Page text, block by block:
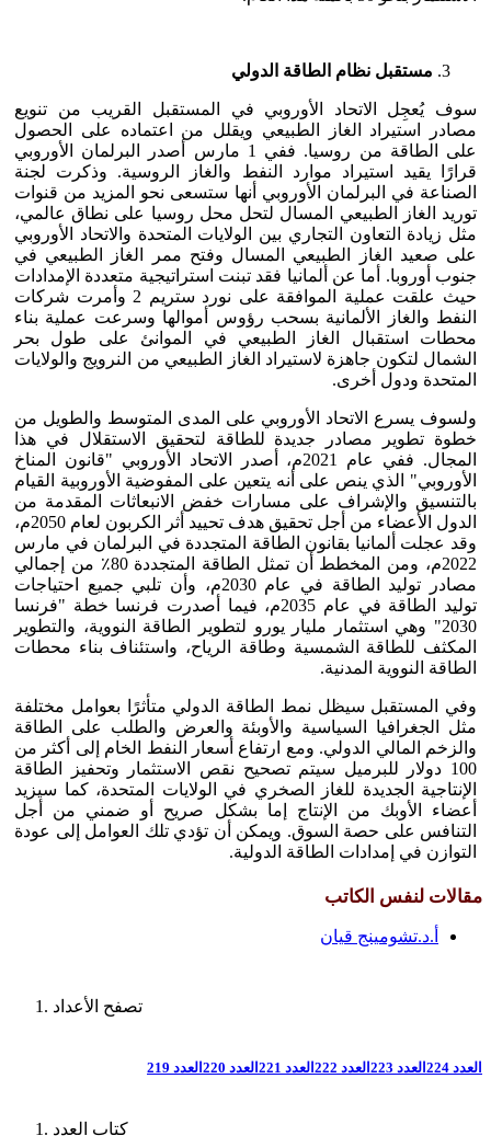
مستقبل نظام الطاقة الدولي
سوف يُعجِل الاتحاد الأوروبي في المستقبل القريب من تنويع
مصادر استيراد الغاز الطبيعي ويقلل من اعتماده على الحصول
على الطاقة من روسيا. ففي 1 مارس أصدر البرلمان الأوروبي
قرارًا يقيد استيراد موارد النفط والغاز الروسية. وذكرت لجنة
الصناعة في البرلمان الأوروبي أنها ستسعى نحو المزيد من قنوات
توريد الغاز الطبيعي المسال لتحل محل روسيا على نطاق عالمي،
مثل زيادة التعاون التجاري بين الولايات المتحدة والاتحاد الأوروبي
على صعيد الغاز الطبيعي المسال وفتح ممر الغاز الطبيعي في
جنوب أوروبا. أما عن ألمانيا فقد تبنت استراتيجية متعددة الإمدادات
حيث علقت عملية الموافقة على نورد ستريم 2 وأمرت شركات
النفط والغاز الألمانية بسحب رؤوس أموالها وسرعت عملية بناء
محطات استقبال الغاز الطبيعي في الموانئ على طول بحر
الشمال لتكون جاهزة لاستيراد الغاز الطبيعي من النرويج والولايات
المتحدة ودول أخرى.
ولسوف يسرع الاتحاد الأوروبي على المدى المتوسط والطويل من
خطوة تطوير مصادر جديدة للطاقة لتحقيق الاستقلال في هذا
المجال. ففي عام 2021م، أصدر الاتحاد الأوروبي "قانون المناخ
الأوروبي" الذي ينص على أنه يتعين على المفوضية الأوروبية القيام
بالتنسيق والإشراف على مسارات خفض الانبعاثات المقدمة من
الدول الأعضاء من أجل تحقيق هدف تحييد أثر الكربون لعام 2050م،
وقد عجلت ألمانيا بقانون الطاقة المتجددة في البرلمان في مارس
2022م، ومن المخطط أن تمثل الطاقة المتجددة 80٪ من إجمالي
مصادر توليد الطاقة في عام 2030م، وأن تلبي جميع احتياجات
توليد الطاقة في عام 2035م، فيما أصدرت فرنسا خطة "فرنسا
2030" وهي استثمار مليار يورو لتطوير الطاقة النووية، والتطوير
المكثف للطاقة الشمسية وطاقة الرياح، واستئناف بناء محطات
الطاقة النووية المدنية.
وفي المستقبل سيظل نمط الطاقة الدولي متأثرًا بعوامل مختلفة
مثل الجغرافيا السياسية والأوبئة والعرض والطلب على الطاقة
والزخم المالي الدولي. ومع ارتفاع أسعار النفط الخام إلى أكثر من
100 دولار للبرميل سيتم تصحيح نقص الاستثمار وتحفيز الطاقة
الإنتاجية الجديدة للغاز الصخري في الولايات المتحدة، كما سيزيد
أعضاء الأوبك من الإنتاج إما بشكل صريح أو ضمني من أجل
التنافس على حصة السوق. ويمكن أن تؤدي تلك العوامل إلى عودة
التوازن في إمدادات الطاقة الدولية.
مقالات لنفس الكاتب
أ.د.تشومينج قيان
تصفح الأعداد
العدد 224 العدد 223 العدد 222 العدد 221 العدد 220 العدد 219
كتاب العدد